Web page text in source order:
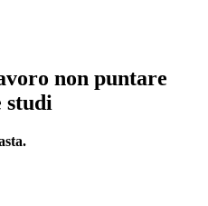
non puntare
studi